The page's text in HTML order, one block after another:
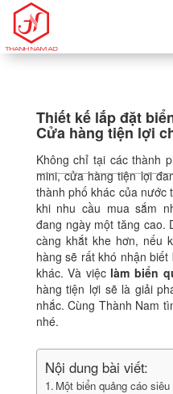
Thiết kế lắp đặt
Cửa hàng tiện lợi
Không chỉ tại các thành
mini, cửa hàng tiện lợi
thành phố khác của nước
khi nhu cầu mua sắm
đang ngày một tăng cao.
càng khắt khe hơn, nếu
hàng sẽ rất khó nhận
khác. Và việc làm biển
hàng tiện lợi sẽ là giải
nhắc. Cùng Thành Nam
nhé.
Nội dung bài viết:
Một biển quảng cáo siêu